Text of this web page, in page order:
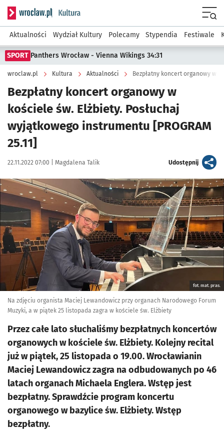
Serwis informacyjny wroclaw.pl podserwis: Kultura
Aktualności Wydział Kultury Polecamy Stypendia Festiwale
SPORT Panthers Wrocław - Vienna Wikings 34:31
wroclaw.pl Kultura Aktualności
Bezpłatny koncert organowy w
kościele św. Elżbiety. Posłuchaj
wyjątkowego instrumentu [PROGRAM
25.11]
Data publikacji:
22.11.2022 07:00 | Autor:
Magdalena Talik Udostępnijartykuł
Kliknij, aby powiększyć
fot. mat. pras.
Na zdjęciu organista Maciej Lewandowicz przy organach Narodowego Forum
Muzyki, a w piątek 25 listopada zagra w kościele św. Elżbiety
Przez całe lato słuchaliśmy bezpłatnych koncertów
organowych w kościele św. Elżbiety. Kolejny recital
już w piątek, 25 listopada o 19.00. Wrocławianin
Maciej Lewandowicz zagra na odbudowanych po 46
latach organach Michaela Englera. Wstęp jest
bezpłatny. Sprawdźcie program koncertu
organowego w bazylice św. Elżbiety. Wstęp
bezpłatny.